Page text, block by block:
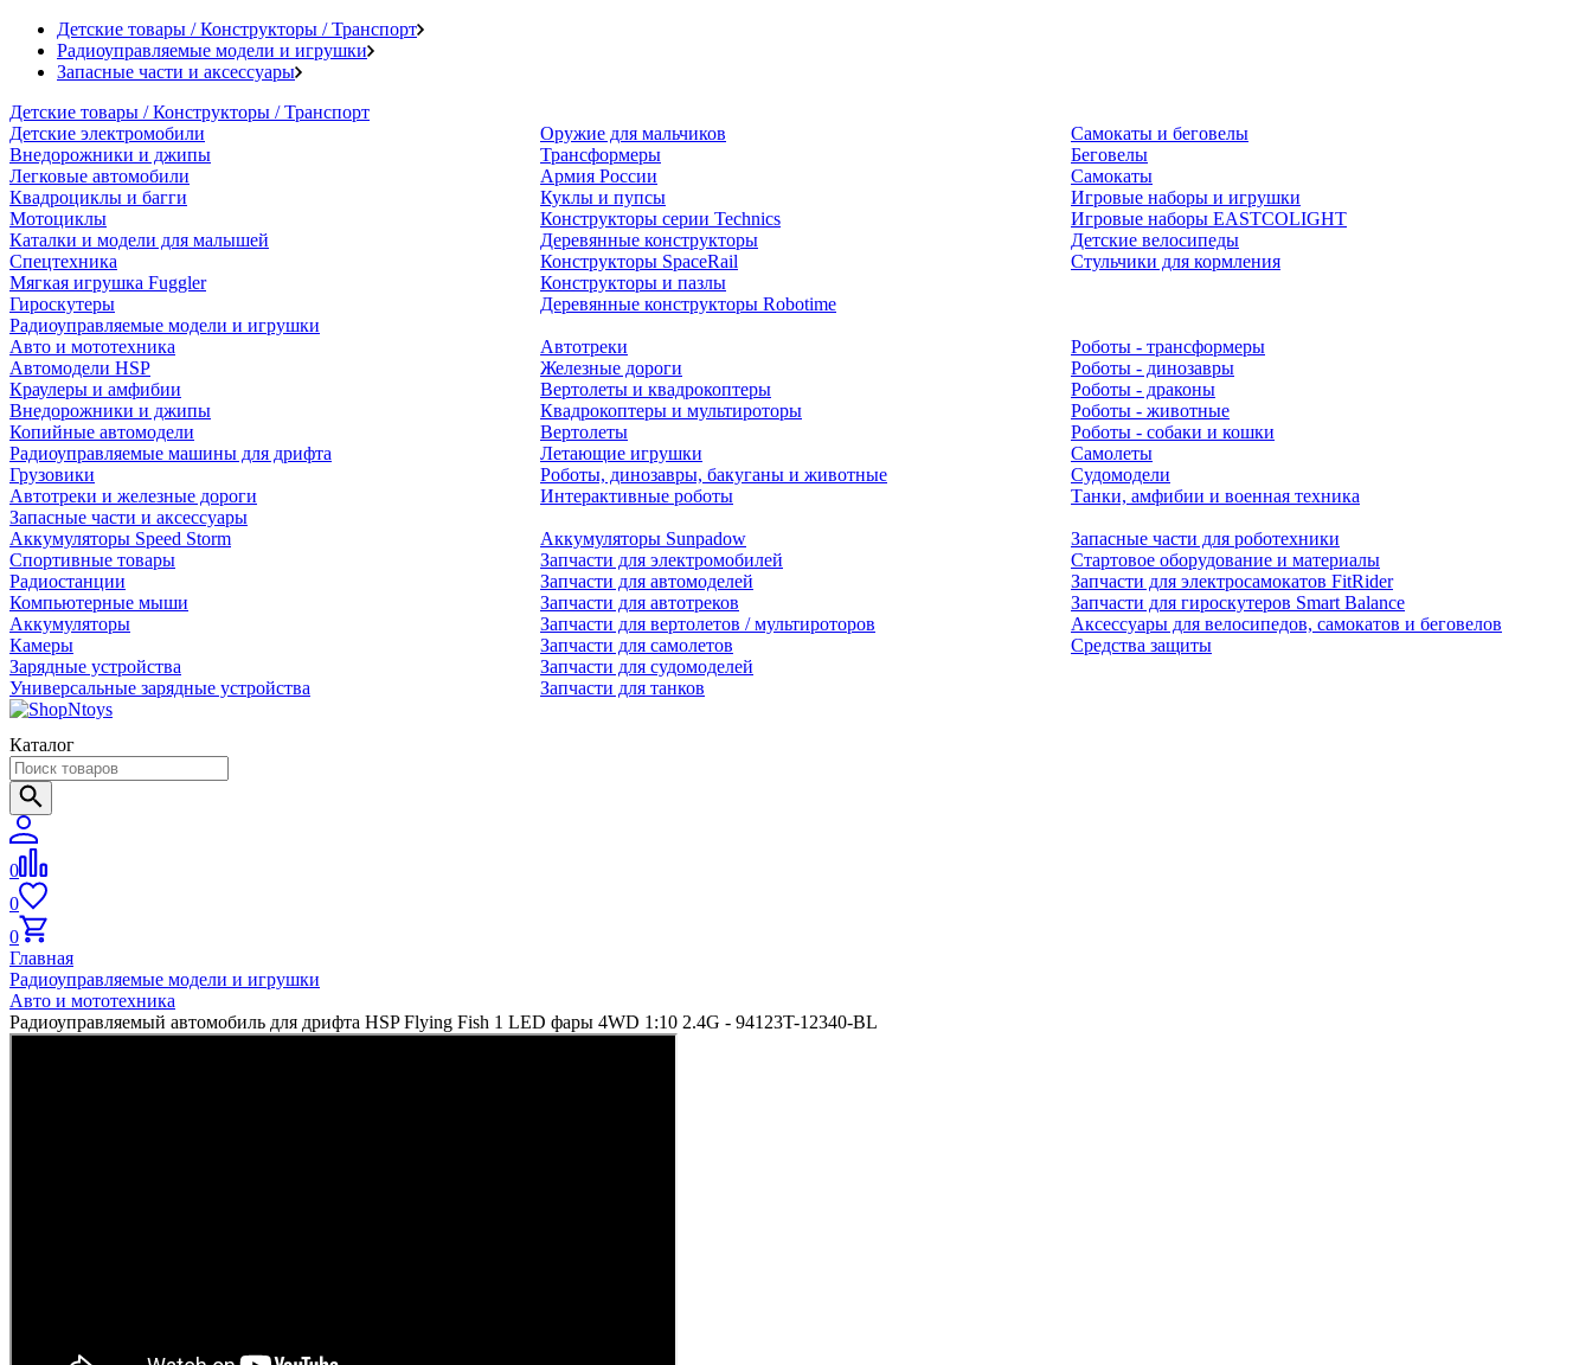
Детские товары / Конструкторы / Транспорт
Радиоуправляемые модели и игрушки
Запасные части и аксессуары
Детские товары / Конструкторы / Транспорт
Детские электромобили
Внедорожники и джипы
Легковые автомобили
Квадроциклы и багги
Мотоциклы
Каталки и модели для малышей
Спецтехника
Мягкая игрушка Fuggler
Гироскутеры
Оружие для мальчиков
Трансформеры
Армия России
Куклы и пупсы
Конструкторы серии Technics
Деревянные конструкторы
Конструкторы SpaceRail
Конструкторы и пазлы
Деревянные конструкторы Robotime
Самокаты и беговелы
Беговелы
Самокаты
Игровые наборы и игрушки
Игровые наборы EASTCOLIGHT
Детские велосипеды
Стульчики для кормления
Радиоуправляемые модели и игрушки
Авто и мототехника
Автомодели HSP
Краулеры и амфибии
Внедорожники и джипы
Копийные автомодели
Радиоуправляемые машины для дрифта
Грузовики
Автотреки и железные дороги
Автотреки
Железные дороги
Вертолеты и квадрокоптеры
Квадрокоптеры и мультироторы
Вертолеты
Летающие игрушки
Роботы, динозавры, бакуганы и животные
Интерактивные роботы
Роботы - трансформеры
Роботы - динозавры
Роботы - драконы
Роботы - животные
Роботы - собаки и кошки
Самолеты
Судомодели
Танки, амфибии и военная техника
Запасные части и аксессуары
Аккумуляторы Speed Storm
Спортивные товары
Радиостанции
Компьютерные мыши
Аккумуляторы
Камеры
Зарядные устройства
Универсальные зарядные устройства
Аккумуляторы Sunpadow
Запчасти для электромобилей
Запчасти для автомоделей
Запчасти для автотреков
Запчасти для вертолетов / мультироторов
Запчасти для самолетов
Запчасти для судомоделей
Запчасти для танков
Запасные части для роботехники
Стартовое оборудование и материалы
Запчасти для электросамокатов FitRider
Запчасти для гироскутеров Smart Balance
Аксессуары для велосипедов, самокатов и беговелов
Средства защиты
Каталог
0
0
0
Главная
Радиоуправляемые модели и игрушки
Авто и мототехника
Радиоуправляемый автомобиль для дрифта HSP Flying Fish 1 LED фары 4WD 1:10 2.4G - 94123T-12340-BL